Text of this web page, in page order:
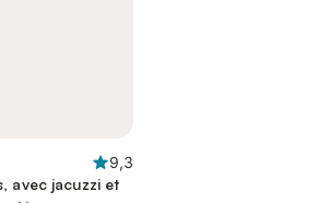
9,3
avec jacuzzi et